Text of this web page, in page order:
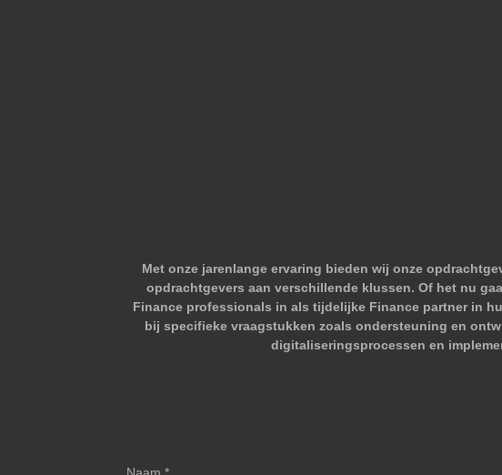
Met onze jarenlange ervaring bieden wij onze
opdrachtgevers aan verschillende klussen. Of het nu
Finance professionals in als tijdelijke Finance partner in
bij specifieke vraagstukken zoals ondersteuning en
digitaliseringsprocessen en